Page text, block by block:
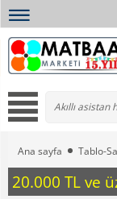
Ana sayfa Tablo-
20.000 TL ve